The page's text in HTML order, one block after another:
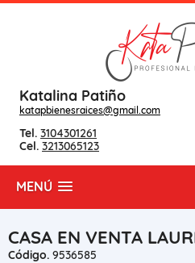
Katalina Patiño
katapbienesraices@gmail.com
Tel. 3104301261
Cel. 3213065123
MENÚ
CASA EN VENTA
Código. 9536585